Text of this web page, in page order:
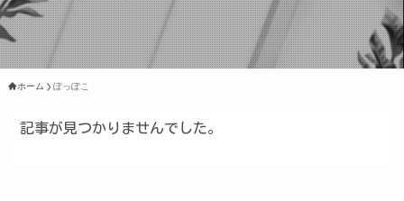
ホーム ぽっぽこ
記事が見つかりませんでした。